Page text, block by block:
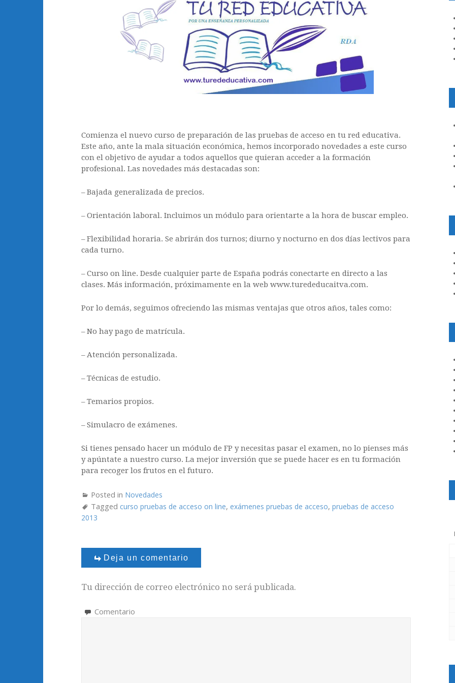
Comienza el nuevo curso de preparación de las pruebas de acceso en tu red educativa.
Este año, ante la mala situación económica, hemos incorporado novedades a este curso
con el objetivo de ayudar a todos aquellos que quieran acceder a la formación
profesional. Las novedades más destacadas son:
– Bajada generalizada de precios.
– Orientación laboral. Incluimos un módulo para orientarte a la hora de buscar empleo.
– Flexibilidad horaria. Se abrirán dos turnos; diurno y nocturno en dos días lectivos para
cada turno.
– Curso on line. Desde cualquier parte de España podrás conectarte en directo a las
clases. Más información, próximamente en la web www.turededucaitva.com.
Por lo demás, seguimos ofreciendo las mismas ventajas que otros años, tales como:
– No hay pago de matrícula.
– Atención personalizada.
– Técnicas de estudio.
– Temarios propios.
– Simulacro de exámenes.
Si tienes pensado hacer un módulo de FP y necesitas pasar el examen, no lo pienses más
y apúntate a nuestro curso. La mejor inversión que se puede hacer es en tu formación
para recoger los frutos en el futuro.
Posted in Novedades
Tagged curso pruebas de acceso on line, exámenes pruebas de acceso, pruebas de acceso
2013
Deja un comentario
Tu dirección de correo electrónico no será publicada.
Comentario